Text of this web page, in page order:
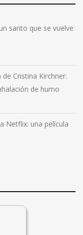
santo que se vuelve
Cristina Kirchner:
de humo
Netflix: una película